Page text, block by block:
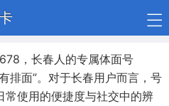
，长春人的专属体面号
排面”。对于长春用户而言，号
使用的便捷度与社交中的辨